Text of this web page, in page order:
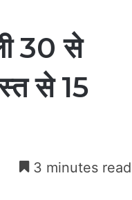
30 से
से 15
3 minutes read